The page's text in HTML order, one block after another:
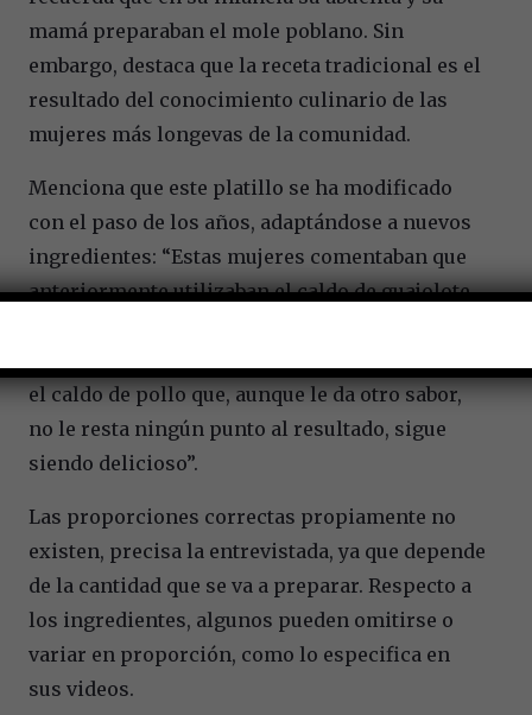
mamá preparaban el mole poblano. Sin
embargo, destaca que la receta tradicional es el
resultado del conocimiento culinario de las
mujeres más longevas de la comunidad.
Menciona que este platillo se ha modificado
con el paso de los años, adaptándose a nuevos
ingredientes: “Estas mujeres comentaban que
anteriormente utilizaban el caldo de guajolote
el caldo de pollo que, aunque le da otro sabor,
no le resta ningún punto al resultado, sigue
siendo delicioso”.
Las proporciones correctas propiamente no
existen, precisa la entrevistada, ya que depende
de la cantidad que se va a preparar. Respecto a
los ingredientes, algunos pueden omitirse o
variar en proporción, como lo especifica en
sus videos.